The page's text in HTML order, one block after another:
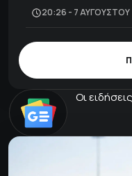
20:26 - 7 ΑΥΓΟΎΣΤΟΥ
Οι